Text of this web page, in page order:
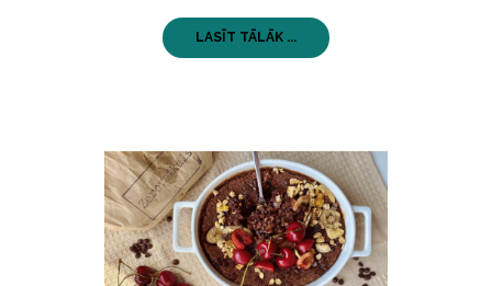
LASĪT TĀLĀK ...